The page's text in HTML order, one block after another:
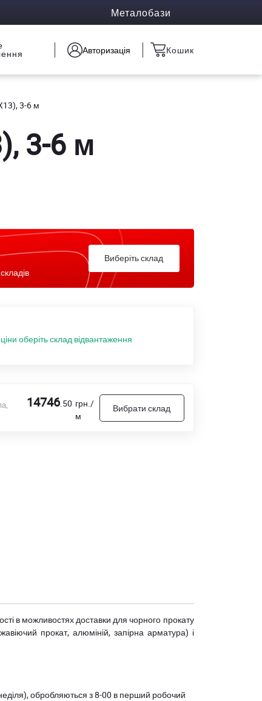
Металобази
Авторизація Кошик
3-6 м
3-6 м
Виберіть склад
оберіть склад відвантаження
14746.50 грн./
м
Вибрати склад
в можливостях доставки для чорного прокату
прокат, алюміній, запірна арматура) і
неділя), обробляються з 8-00 в перший робочий